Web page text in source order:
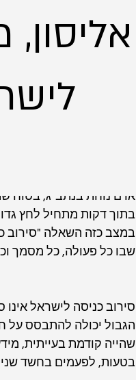
אליסון,
סירוב
אדם נוחת בנתב"ג, בטוח
בתוך דקות מתחיל לחץ
במצב כזה השאלה "סירוב
שבו כל פעולה, כל מסמך
סירוב כניסה לישראל
הגבול יכולה להתבסס על
שהייה קודמת בעייתית,
בטעות, לפעמים בחשד